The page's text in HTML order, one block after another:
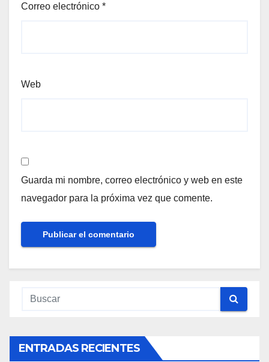
Correo electrónico *
Web
Guarda mi nombre, correo electrónico y web en este
navegador para la próxima vez que comente.
ENTRADAS RECIENTES